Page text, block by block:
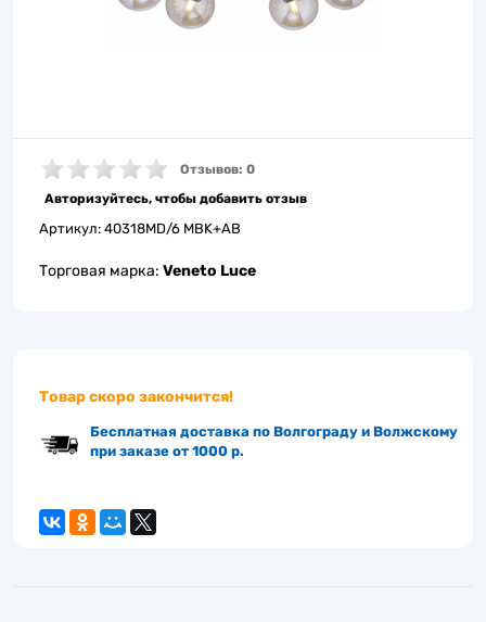
Отзывов: 0
Авторизуйтесь, чтобы добавить отзыв
Артикул: 40318MD/6 MBK+AB
Торговая марка: Veneto Luce
Товар скоро закончится!
Бесплатная доставка по Волгограду и Волжскому
при заказе от 1000 р.